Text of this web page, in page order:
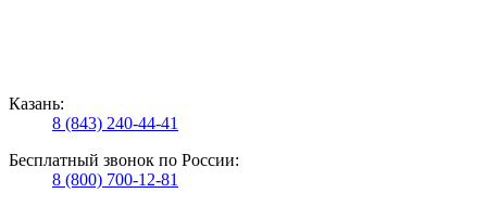
Казань:
8 (843) 240-44-41
Бесплатный звонок по России:
8 (800) 700-12-81